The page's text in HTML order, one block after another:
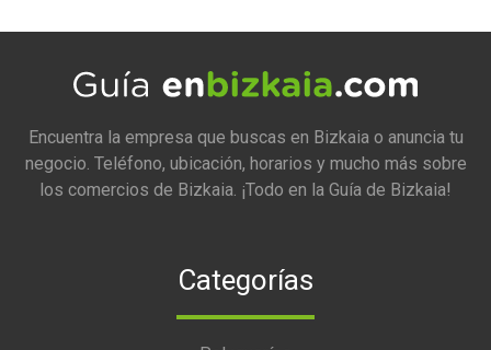
Encuentra la empresa que buscas en Bizkaia o anuncia tu
negocio. Teléfono, ubicación, horarios y mucho más sobre
los comercios de Bizkaia. ¡Todo en la Guía de Bizkaia!
Categorías